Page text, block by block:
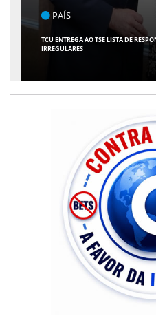
ENTRETENIMENTO
ARACAJU RECEBE ESPETÁCULO
AVENTURA AO VIVO NO TEATRO